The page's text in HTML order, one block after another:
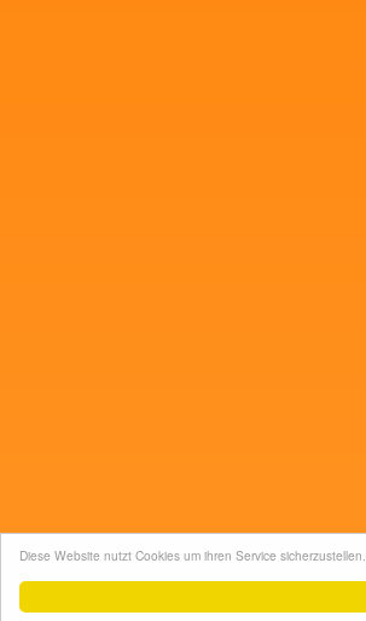
Diese Website nutzt Cookies um ihren Service sicherzustellen.